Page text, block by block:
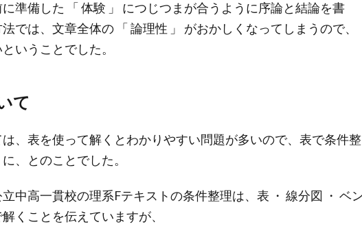
準備した 「 体験 」 につじつまが合うように序論と結論を書
では、文章全体の 「 論理性 」 がおかしくなってしまうので、
いうことでした。
て
、表を使って解くとわかりやすい問題が多いので、表で条件整
、とのことでした。
中高一貫校の理系Fテキストの条件整理は、表 ・ 線分図 ・ ベ
くことを伝えていますが、